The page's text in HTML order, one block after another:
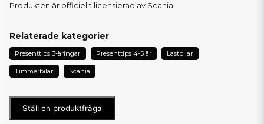
Produkten är officiellt licensierad av Scania.
Relaterade kategorier
Presenttips 3-åringar Presenttips 4-5 år Lastbilar
Timmerbilar Scania
Ställ en produktfråga